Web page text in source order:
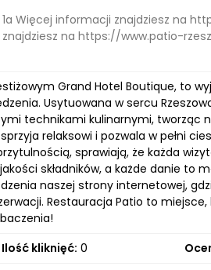
Więcej informacji znajdziesz na
na https://www.patio-
Grand Hotel Boutique, to
Usytuowana w sercu
technikami kulinarnymi, tworząc
relaksowi i pozwala w pełni
sprawiają, że każda
składników, a każde danie to
naszej strony internetowej,
Restauracja Patio to
Ilość kliknięć: 0